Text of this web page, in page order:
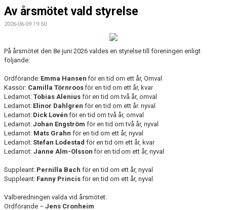
Av årsmötet vald styrelse
2026-06-09 19:50
På årsmötet den 8e juni 2026 valdes en styrelse till föreningen enligt
följande:
Ordförande: Emma Hansen för en tid om ett år, Omval
Kassör: Camilla Törnroosför en tid om ett år, kvar
Ledamot: Tobias Alenius för en tid om två år, omval
Ledamot: Elinor Dahlgren för en tid om ett år. nyval
Ledamot: Dick Lovén för en tid om två år, omval
Ledamot:Johan Engström för en tid om två år, nyval
Ledamot: Mats Grahn för en tid om ett år, nyval
Ledamot: Stefan Lodestad för en tid om ett år, kvar
Ledamot: Janne Alm-Olsson för en tid om ett år, nyval
Suppleant: Pernilla Bach för en tid om ett år, nyval
Suppleant: Fanny Princis för en tid om ett år, nyval
Valberedningen valda vid årsmötet:
Ordförande – Jens Cronheim